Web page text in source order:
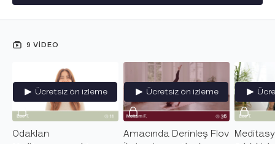
9 VIDEO
Ücretsiz ön izleme
Odaklan
Ücretsiz ön izleme
Amacında Derinleş Flov